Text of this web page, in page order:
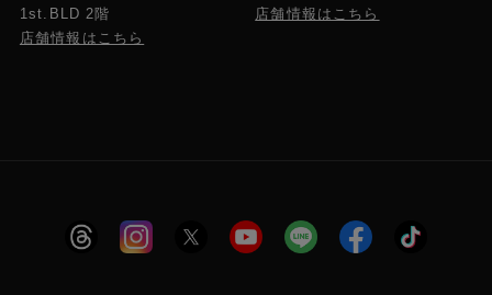
1st.BLD 2階
店舗情報はこちら
店舗情報はこちら